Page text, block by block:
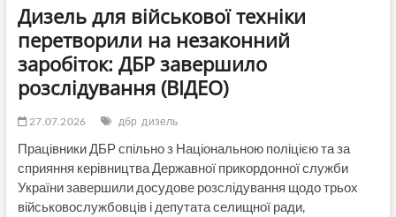
Дизель для військової техніки
перетворили на незаконний
заробіток: ДБР завершило
розслідування (ВІДЕО)
27.07.2026 дбр дизель
Працівники ДБР спільно з Національною поліцією та за
сприяння керівництва Державної прикордонної служби
України завершили досудове розслідування щодо трьох
військовослужбовців і депутата селищної ради,